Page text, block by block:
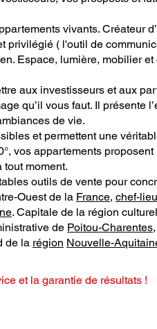
vivants. Créateur
privilégié ( l'outil de
Espace, lumière, mobilier et
aux investisseurs et aux
qu’il vous faut. Il présente
de vie.
et permettent une
vos appartements
tout moment.
outils de vente pour
Ouest de la France, chef-lieu
. Capitale de la région
de Poitou-Charentes
de la région Nouvelle-
et la garantie de résultats !